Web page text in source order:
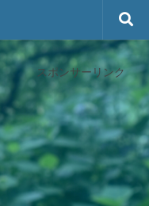
スポンサーリンク